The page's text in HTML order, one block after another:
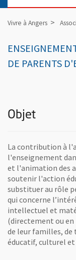
Vivre à Angers
DE PARENTS
Objet
La contribution à
l'enseignement
et l'animation des
soutenir l'action
substituer au rôle
qui concerne
intellectuel et
(directement ou
de leur familles, de
éducatif, culturel